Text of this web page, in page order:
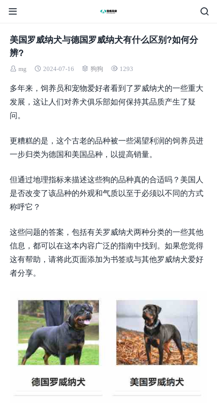
美国罗威纳犬与德国罗威纳犬有什么区别?如何分
辨?
mg 2024-07-16 狗狗 1293
多年来，饲养员和宠物爱好者看到了罗威纳犬的一些重大
发展，这让人们对养犬俱乐部如何保持其品质产生了疑
问。
更糟糕的是，这个古老的品种被一些渴望利润的饲养员进
一步归类为德国和美国品种，以提高销量。
但通过地理指标来描述这些狗的品种真的合适吗？美国人
是否改变了该品种的外观和气质以至于必须以不同的方式
称呼它？
这些问题的答案，包括有关罗威纳犬两种分类的一些其他
信息，都可以在这本内容广泛的指南中找到。如果您觉得
这有帮助，请将此页面添加为书签或与其他罗威纳犬爱好
者分享。